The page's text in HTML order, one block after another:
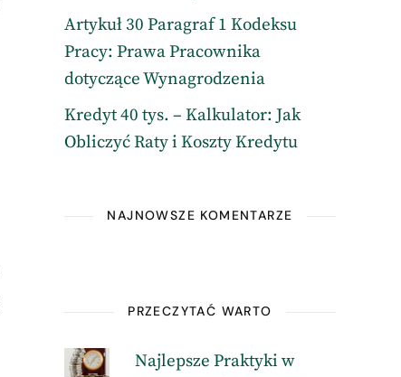
Artykuł 30 Paragraf 1 Kodeksu
Pracy: Prawa Pracownika
dotyczące Wynagrodzenia
Kredyt 40 tys. – Kalkulator: Jak
Obliczyć Raty i Koszty Kredytu
NAJNOWSZE KOMENTARZE
PRZECZYTAĆ WARTO
Najlepsze Praktyki w